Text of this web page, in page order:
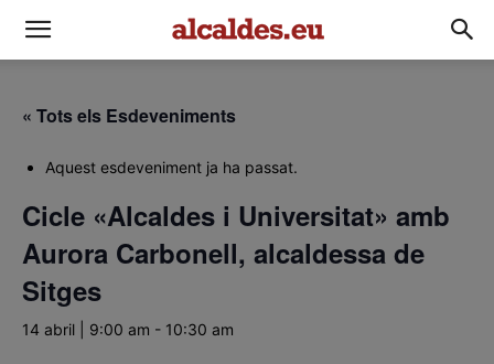
« Tots els Esdeveniments
Aquest esdeveniment ja ha passat.
Cicle «Alcaldes i Universitat» amb
Aurora Carbonell, alcaldessa de
Sitges
14 abril | 9:00 am - 10:30 am